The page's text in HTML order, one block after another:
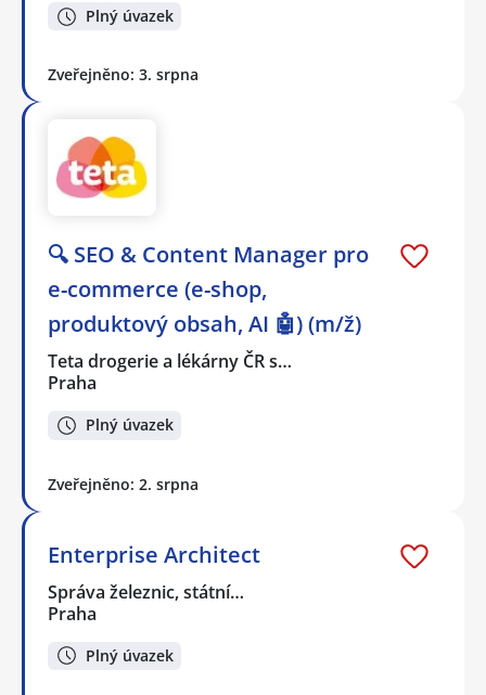
Plný úvazek
Zveřejněno: 3. srpna
🔍 SEO & Content Manager pro
e-commerce (e-shop,
produktový obsah, AI 🤖) (m/ž)
Teta drogerie a lékárny ČR s…
Praha
Plný úvazek
Zveřejněno: 2. srpna
Enterprise Architect
Správa železnic, státní…
Praha
Plný úvazek